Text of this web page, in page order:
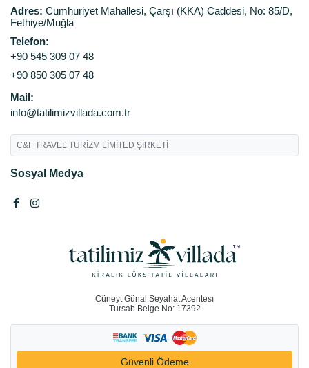
Adres: Cumhuriyet Mahallesi, Çarşı (KKA) Caddesi, No: 85/D,
Fethiye/Muğla
Telefon:
+90 545 309 07 48
+90 850 305 07 48
Mail:
info@tatilimizvillada.com.tr
C&F TRAVEL TURİZM LİMİTED ŞİRKETİ
Sosyal Medya
Cüneyt Günal Seyahat Acentesı
Tursab Belge No: 17392
Güvenli Ödeme